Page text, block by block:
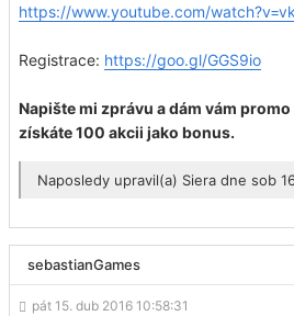
https://www.youtube.com/
Registrace: https://goo.gl/GGS9io
Napište mi zprávu a dám vám
získáte 100 akcii jako bonus.
Naposledy upravil(a) Siera dne sob
sebastianGames
pát 15. dub 2016 10:58:31